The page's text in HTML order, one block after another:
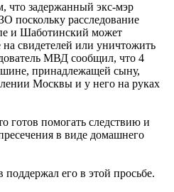
что задержанный экс-мэр
поскольку расследование
и Шаботинский может
на свидетелей или уничтожить
МВД сообщил, что 4
принадлежащей сыну,
Москвы и у него на руках
готов помогать следствию и
в виде домашнего
его в этой просьбе.